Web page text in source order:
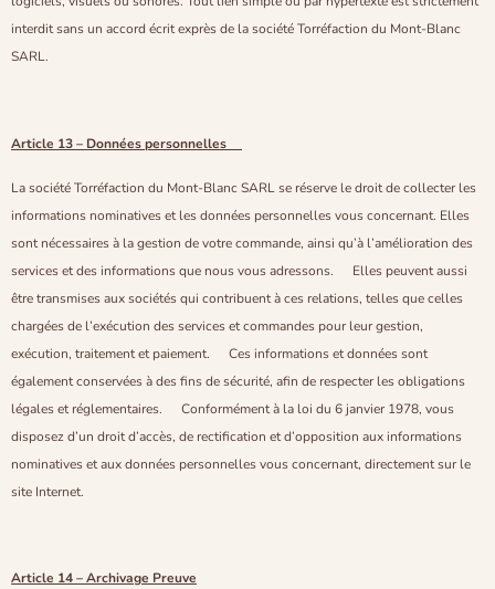
interdit sans un accord écrit exprès de la société Torréfaction du Mont-Blanc
SARL.
Article 13 – Données personnelles
La société Torréfaction du Mont-Blanc SARL se réserve le droit de collecter les
informations nominatives et les données personnelles vous concernant. Elles
sont nécessaires à la gestion de votre commande, ainsi qu’à l’amélioration des
services et des informations que nous vous adressons. Elles peuvent aussi
être transmises aux sociétés qui contribuent à ces relations, telles que celles
chargées de l’exécution des services et commandes pour leur gestion,
exécution, traitement et paiement. Ces informations et données sont
également conservées à des fins de sécurité, afin de respecter les obligations
légales et réglementaires. Conformément à la loi du 6 janvier 1978, vous
disposez d’un droit d’accès, de rectification et d’opposition aux informations
nominatives et aux données personnelles vous concernant, directement sur le
site Internet.
Article 14 – Archivage Preuve